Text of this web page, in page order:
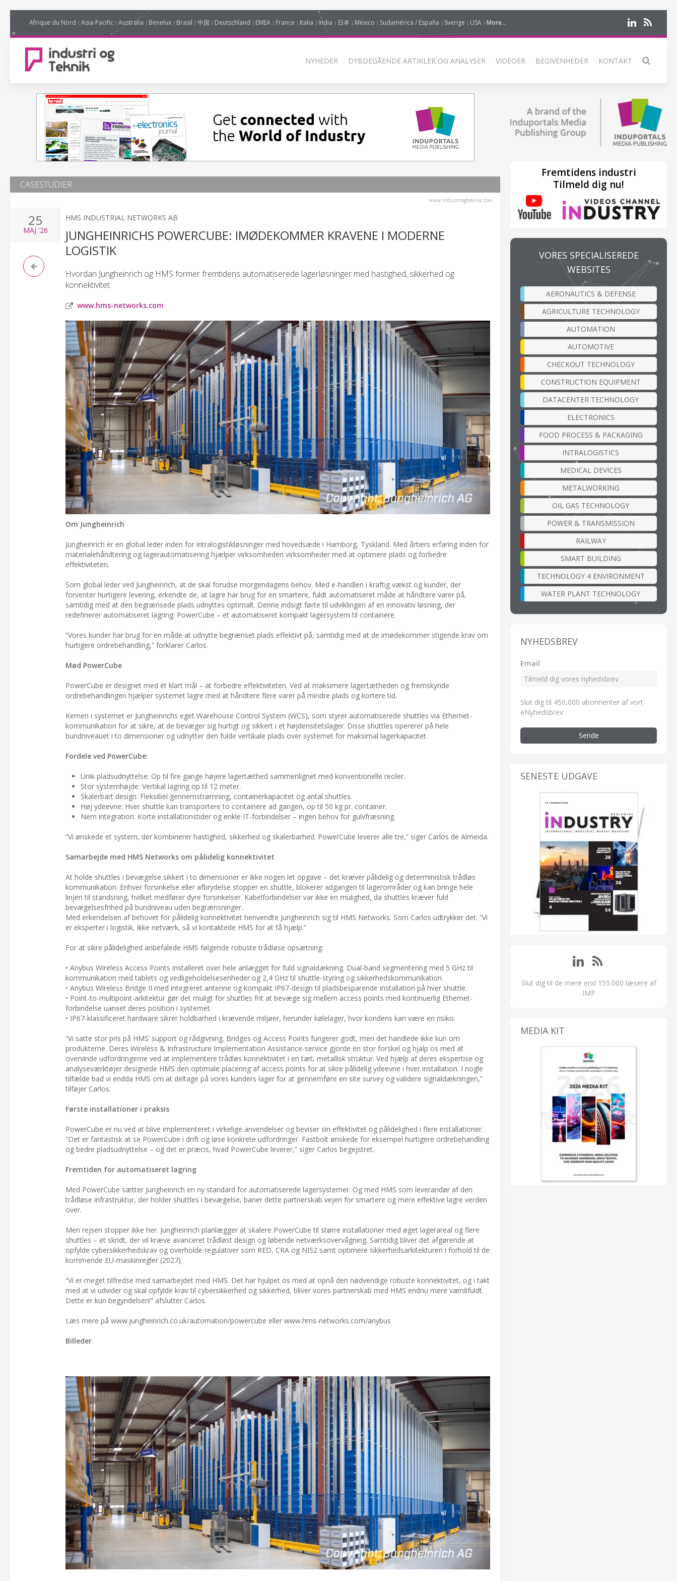
Afrique du Nord Asia-Pacific Australia Benelux Brasil 中国 Deutschland EMEA France Italia India 日本 México Sudamérica / España Sverige USA More...
NYHEDER DYBDEGÅENDE ARTIKLER OG ANALYSER VIDEOER BEGIVENHEDER KONTAKT
CASESTUDIER
www.industriogteknik.com
25
MAJ '26
HMS INDUSTRIAL NETWORKS AB
JUNGHEINRICHS POWERCUBE: IMØDEKOMMER KRAVENE I MODERNE
LOGISTIK
Hvordan Jungheinrich og HMS former fremtidens automatiserede lagerløsninger med hastighed, sikkerhed og
konnektivitet.
www.hms-networks.com
Om Jungheinrich
Jungheinrich er en global leder inden for intralogistikløsninger med hovedsæde i Hamborg, Tyskland. Med årtiers erfaring inden for
materialehåndtering og lagerautomatisering hjælper virksomheden virksomheder med at optimere plads og forbedre
effektiviteten.
Som global leder ved Jungheinrich, at de skal forudse morgendagens behov. Med e-handlen i kraftig vækst og kunder, der
forventer hurtigere levering, erkendte de, at lagre har brug for en smartere, fuldt automatiseret måde at håndtere varer på,
samtidig med at den begrænsede plads udnyttes optimalt. Denne indsigt førte til udviklingen af en innovativ løsning, der
redefinerer automatiseret lagring: PowerCube – et automatiseret kompakt lagersystem til containere.
“Vores kunder har brug for en måde at udnytte begrænset plads effektivt på, samtidig med at de imødekommer stigende krav om
hurtigere ordrebehandling,” forklarer Carlos.
Mød PowerCube
PowerCube er designet med ét klart mål – at forbedre effektiviteten. Ved at maksimere lagertætheden og fremskynde
ordrebehandlingen hjælper systemet lagre med at håndtere flere varer på mindre plads og kortere tid.
Kernen i systemet er Jungheinrichs eget Warehouse Control System (WCS), som styrer automatiserede shuttles via Ethernet-
kommunikation for at sikre, at de bevæger sig hurtigt og sikkert i et højdensitetslager. Disse shuttles opererer på hele
bundniveauet i to dimensioner og udnytter den fulde vertikale plads over systemet for maksimal lagerkapacitet.
Fordele ved PowerCube:
Unik pladsudnyttelse: Op til fire gange højere lagertæthed sammenlignet med konventionelle reoler.
Stor systemhøjde: Vertikal lagring op til 12 meter.
Skalerbart design: Fleksibel gennemstrømning, containerkapacitet og antal shuttles.
Høj ydeevne: Hver shuttle kan transportere to containere ad gangen, op til 50 kg pr. container.
Nem integration: Korte installationstider og enkle IT-forbindelser – ingen behov for gulvfræsning.
“Vi ønskede et system, der kombinerer hastighed, sikkerhed og skalerbarhed. PowerCube leverer alle tre,” siger Carlos de Almeida.
Samarbejde med HMS Networks om pålidelig konnektivitet
At holde shuttles i bevægelse sikkert i to dimensioner er ikke nogen let opgave – det kræver pålidelig og deterministisk trådløs
kommunikation. Enhver forsinkelse eller afbrydelse stopper en shuttle, blokerer adgangen til lagerområder og kan bringe hele
linjen til standsning, hvilket medfører dyre forsinkelser. Kabelforbindelser var ikke en mulighed, da shuttles kræver fuld
bevægelsesfrihed på bundniveau uden begrænsninger.
Med erkendelsen af behovet for pålidelig konnektivitet henvendte Jungheinrich sig til HMS Networks. Som Carlos udtrykker det: “Vi
er eksperter i logistik, ikke netværk, så vi kontaktede HMS for at få hjælp.”
For at sikre pålidelighed anbefalede HMS følgende robuste trådløse opsætning:
• Anybus Wireless Access Points installeret over hele anlægget for fuld signaldækning. Dual-band segmentering med 5 GHz til
kommunikation med tablets og vedligeholdelsesenheder og 2,4 GHz til shuttle-styring og sikkerhedskommunikation.
• Anybus Wireless Bridge II med integreret antenne og kompakt IP67-design til pladsbesparende installation på hver shuttle.
• Point-to-multipoint-arkitektur gør det muligt for shuttles frit at bevæge sig mellem access points med kontinuerlig Ethernet-
forbindelse uanset deres position i systemet.
• IP67-klassificeret hardware sikrer holdbarhed i krævende miljøer, herunder kølelager, hvor kondens kan være en risiko.
“Vi satte stor pris på HMS’ support og rådgivning. Bridges og Access Points fungerer godt, men det handlede ikke kun om
produkterne. Deres Wireless & Infrastructure Implementation Assistance-service gjorde en stor forskel og hjalp os med at
overvinde udfordringerne ved at implementere trådløs konnektivitet i en tæt, metallisk struktur. Ved hjælp af deres ekspertise og
analyseværktøjer designede HMS den optimale placering af access points for at sikre pålidelig ydeevne i hver installation. I nogle
tilfælde bad vi endda HMS om at deltage på vores kunders lager for at gennemføre en site survey og validere signaldækningen,”
tilføjer Carlos.
Første installationer i praksis
PowerCube er nu ved at blive implementeret i virkelige anvendelser og beviser sin effektivitet og pålidelighed i flere installationer.
“Det er fantastisk at se PowerCube i drift og løse konkrete udfordringer. Fastbolt ønskede for eksempel hurtigere ordrebehandling
og bedre pladsudnyttelse – og det er præcis, hvad PowerCube leverer,” siger Carlos begejstret.
Fremtiden for automatiseret lagring
Med PowerCube sætter Jungheinrich en ny standard for automatiserede lagersystemer. Og med HMS som leverandør af den
trådløse infrastruktur, der holder shuttles i bevægelse, baner dette partnerskab vejen for smartere og mere effektive lagre verden
over.
Men rejsen stopper ikke her. Jungheinrich planlægger at skalere PowerCube til større installationer med øget lagerareal og flere
shuttles – et skridt, der vil kræve avanceret trådløst design og løbende netværksovervågning. Samtidig bliver det afgørende at
opfylde cybersikkerhedskrav og overholde regulativer som RED, CRA og NIS2 samt optimere sikkerhedsarkitekturen i forhold til de
kommende EU-maskinregler (2027).
“Vi er meget tilfredse med samarbejdet med HMS. Det har hjulpet os med at opnå den nødvendige robuste konnektivitet, og i takt
med at vi udvider og skal opfylde krav til cybersikkerhed og sikkerhed, bliver vores partnerskab med HMS endnu mere værdifuldt.
Dette er kun begyndelsen!” afslutter Carlos.
Læs mere på www.jungheinrich.co.uk/automation/powercube eller www.hms-networks.com/anybus
Billeder
Fremtidens industri
Tilmeld dig nu!
VORES SPECIALISEREDE
WEBSITES
AERONAUTICS & DEFENSE
AGRICULTURE TECHNOLOGY
AUTOMATION
AUTOMOTIVE
CHECKOUT TECHNOLOGY
CONSTRUCTION EQUIPMENT
DATACENTER TECHNOLOGY
ELECTRONICS
FOOD PROCESS & PACKAGING
INTRALOGISTICS
MEDICAL DEVICES
METALWORKING
OIL GAS TECHNOLOGY
POWER & TRANSMISSION
RAILWAY
SMART BUILDING
TECHNOLOGY 4 ENVIRONMENT
WATER PLANT TECHNOLOGY
NYHEDSBREV
Email
Slut dig til 450,000 abonnenter af vort
eNyhedsbrev
Sende
SENESTE UDGAVE
Slut dig til de mere end 155.000 læsere af
IMP
MEDIA KIT